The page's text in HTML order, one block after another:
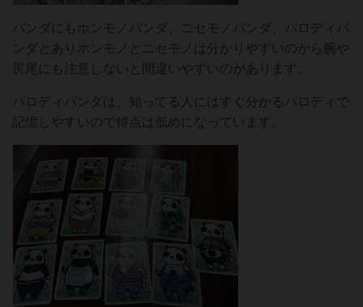
パンダにもホンモノパンダ、ニセモノパンダ、パロディパ
ンダとありホンモノとニセモノは分かりやすいのから腕や
尻尾にも注意しないと間違いやすいのがあります。
パロディパンダは、知ってる人にはすぐ分かるパロディで
記憶しやすいので得点は低めになっています。